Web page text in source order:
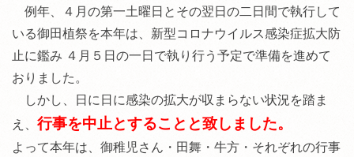
例年、４月の第一土曜日とその翌日の二日間で執行して
いる御田植祭を本年は、新型コロナウイルス感染症拡大防
止に鑑み ４月５日の一日で執り行う予定で準備を進めて
おりました。
しかし、日に日に感染の拡大が収まらない状況を踏ま
え、 行事を中止とすることと致しました。
よって本年は、御稚児さん・田舞・牛方・それぞれの行事